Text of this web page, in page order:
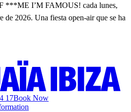
F ***ME I’M FAMOUS! cada lunes,
de 2026. Una fiesta open-air que se ha
17Book Now